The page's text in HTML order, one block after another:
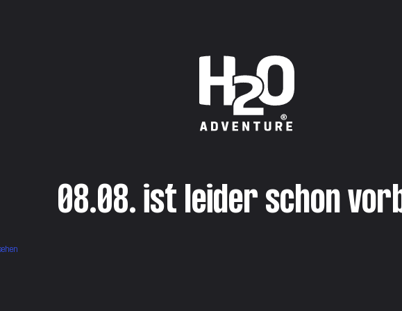
08.08. ist leider schon